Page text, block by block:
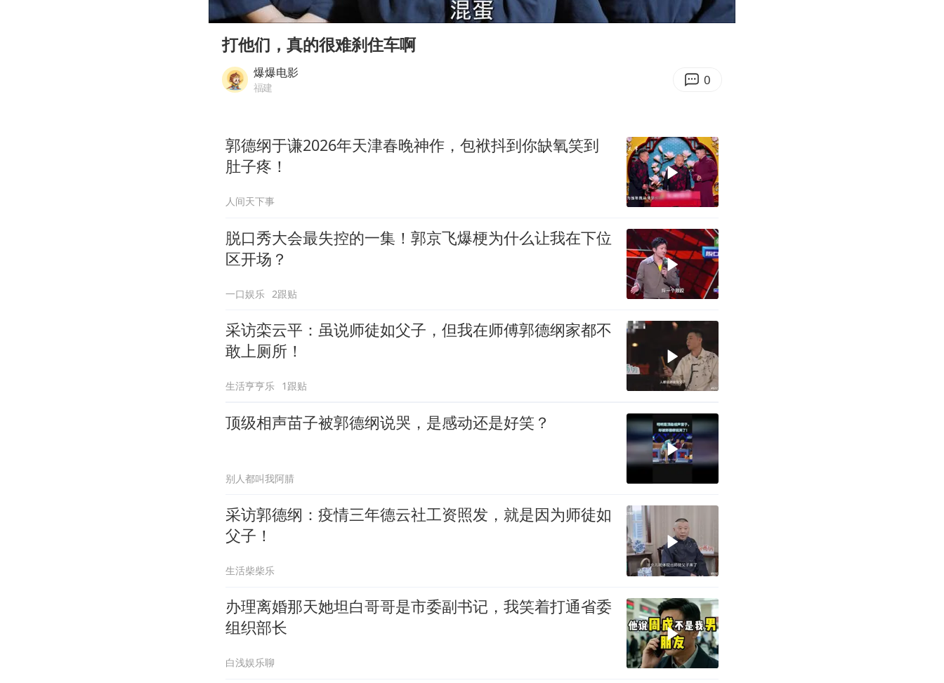
36岁男演员成景区NPC后人气爆棚
几元成本的AI广告导致千万市值蒸发
香港正式允许“拒绝抢救”
Play
00:00
打他们，真的很难刹住车啊
爆爆电影
福建 0
郭德纲于谦2026年天津春晚神作，包袱抖到你缺氧笑到
肚子疼！
人间天下事
脱口秀大会最失控的一集！郭京飞爆梗为什么让我在下位
区开场？
一口娱乐 2跟贴
采访栾云平：虽说师徒如父子，但我在师傅郭德纲家都不
敢上厕所！
生活亨亨乐 1跟贴
顶级相声苗子被郭德纲说哭，是感动还是好笑？
别人都叫我阿腈
采访郭德纲：疫情三年德云社工资照发，就是因为师徒如
父子！
生活柴柴乐
办理离婚那天她坦白哥哥是市委副书记，我笑着打通省委
组织部长
白浅娱乐聊